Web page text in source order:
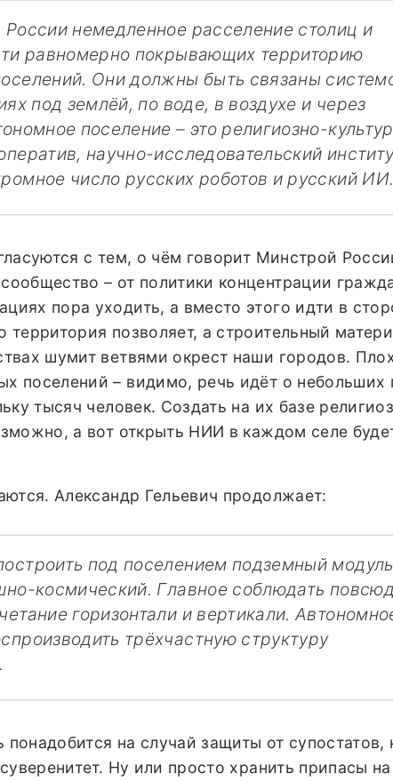
России немедленное расселение столиц и
равномерно покрывающих территорию
Они должны быть связаны
под землёй, по воде, в воздухе и через
поселение – это религиозно-
научно-исследовательский
число русских роботов и русский ИИ.
с тем, о чём говорит Минстрой
– от политики концентрации
пора уходить, а вместо этого идти в
позволяет, а строительный
шумит ветвями окрест наши городов.
поселений – видимо, речь идёт о небольших
тысяч человек. Создать на их базе
а вот открыть НИИ в каждом селе
Александр Гельевич продолжает:
под поселением подземный
космический. Главное соблюдать
горизонтали и вертикали.
трёхчастную структуру
на случай защиты от супостатов,
Ну или просто хранить припасы